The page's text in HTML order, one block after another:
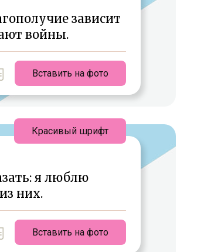
зависит
войны.
Вставить на фото
я люблю
них.
Вставить на фото
Красивый шрифт